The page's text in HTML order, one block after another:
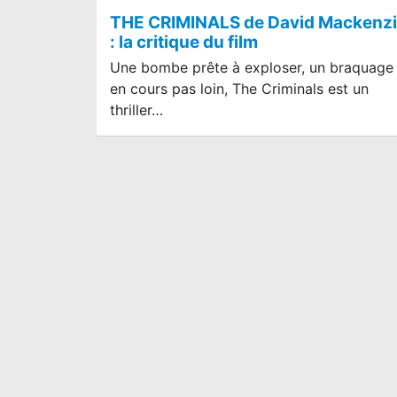
THE CRIMINALS de David
: la critique du film
Une bombe prête à exploser, un braquage
en cours pas loin, The Criminals est un
thriller…